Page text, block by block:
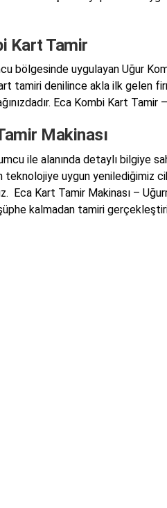
Kart Tamir
bölgesinde uygulayan Uğur
tamiri denilince akla ilk gelen
Eca Kombi Kart
Makinası
ile alanında detaylı bilgiye
uygun yenilediğimiz
Eca Kart Tamir Makinası –
kalmadan tamiri